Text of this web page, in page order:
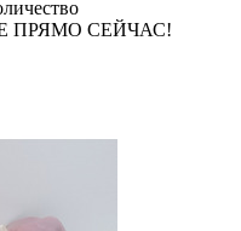
ПРЯМО СЕЙЧАС!